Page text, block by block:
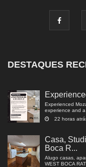
DESTAQUES
Experienced
experience and a
22 horas
Casa,
Boca R...
Alugo casas,
WEST BOCA